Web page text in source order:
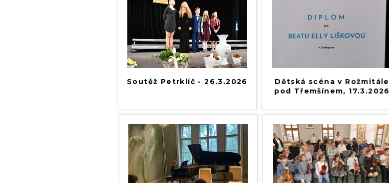
Soutěž Petrklíč - 26.3.2026
Dětská scéna v Rožmitále
pod Třemšínem, 17.3.2026